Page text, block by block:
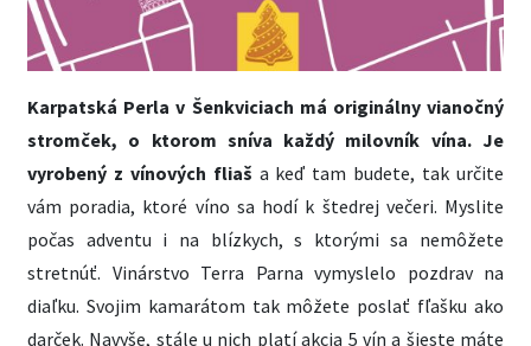
Karpatská Perla v Šenkviciach má originálny vianočný
stromček, o ktorom sníva každý milovník vína. Je
vyrobený z vínových fliaš a keď tam budete, tak určite
vám poradia, ktoré víno sa hodí k štedrej večeri. Myslite
počas adventu i na blízkych, s ktorými sa nemôžete
stretnúť. Vinárstvo Terra Parna vymyslelo pozdrav na
diaľku. Svojim kamarátom tak môžete poslať fľašku ako
darček. Navyše, stále u nich platí akcia 5 vín a šieste máte